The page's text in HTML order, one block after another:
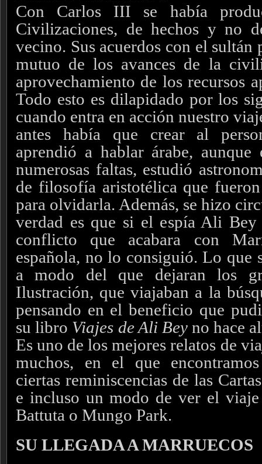
Con Carlos III se había
Civilizaciones, de hechos y no
vecino. Sus acuerdos con el
mutuo de los avances de la
aprovechamiento de los recursos
Todo esto es dilapidado por los
cuando entra en acción nuestro
antes había que crear al
aprendió a hablar árabe,
numerosas faltas, estudió
de filosofía aristotélica que
para olvidarla. Además, se hizo
verdad es que si el espía Ali
conflicto que acabara con
española, no lo consiguió. Lo que
a modo del que dejaran los
Ilustración, que viajaban a la
pensando en el beneficio que
su libro Viajes de Ali Beyno hace
Es uno de los mejores relatos de
muchos, en el que
ciertas reminiscencias de las
e incluso un modo de ver el
Battuta o Mungo Park.
SU LLEGADA A MARRUECOS